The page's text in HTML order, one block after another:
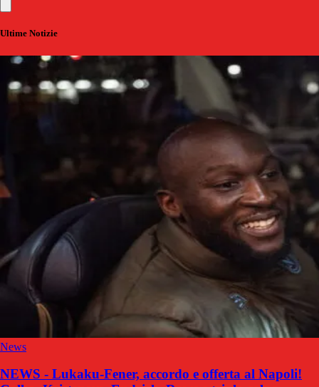
Ultime Notizie
News
NEWS - Lukaku-Fener, accordo e offerta al Napoli!